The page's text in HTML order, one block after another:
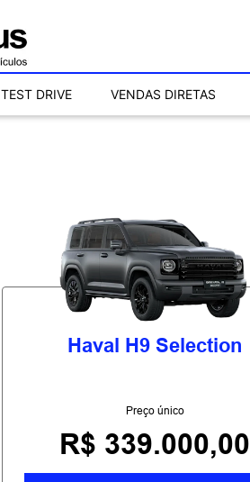
TEST DRIVE VENDAS DIRETAS
Haval H9 Selection
Preço único
R$ 339.000,00